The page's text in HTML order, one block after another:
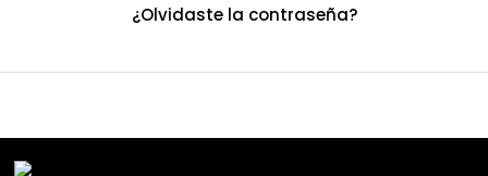
¿Olvidaste la contraseña?